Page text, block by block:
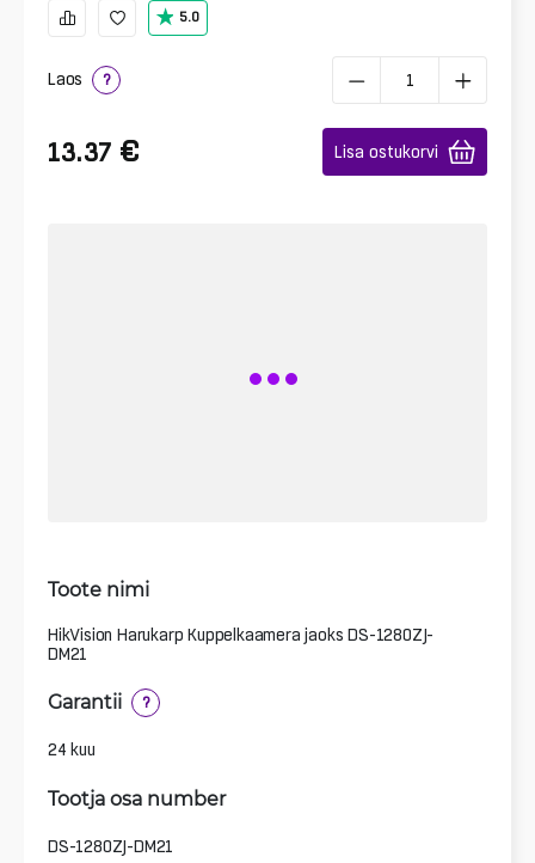
5.0
Laos ?
13.37 € Lisa ostukorvi
Toote nimi
HikVision Harukarp Kuppelkaamera jaoks DS-1280ZJ-
DM21
Garantii ?
24 kuu
Tootja osa number
DS-1280ZJ-DM21